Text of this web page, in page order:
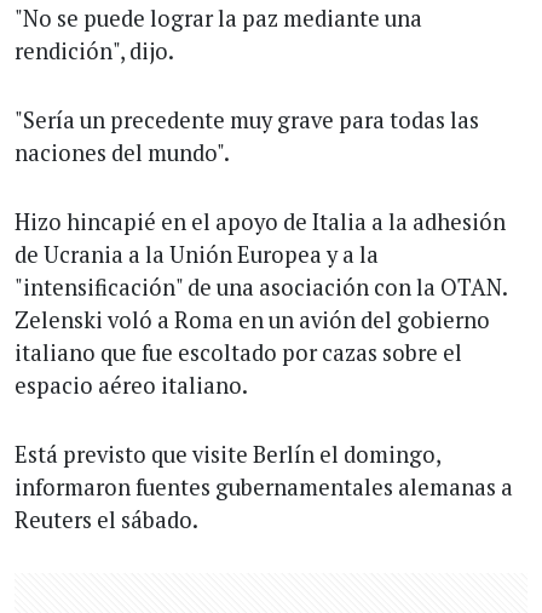
"No se puede lograr la paz mediante una
rendición", dijo.
"Sería un precedente muy grave para todas las
naciones del mundo".
Hizo hincapié en el apoyo de Italia a la adhesión
de Ucrania a la Unión Europea y a la
"intensificación" de una asociación con la OTAN.
Zelenski voló a Roma en un avión del gobierno
italiano que fue escoltado por cazas sobre el
espacio aéreo italiano.
Está previsto que visite Berlín el domingo,
informaron fuentes gubernamentales alemanas a
Reuters el sábado.